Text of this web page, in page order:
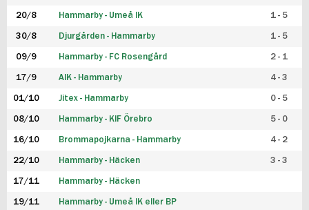
20/8 Hammarby - Umeå IK 1 - 5
30/8 Djurgården - Hammarby 1 - 5
09/9 Hammarby - FC Rosengård 2 - 1
17/9 AIK - Hammarby 4 - 3
01/10 Jitex - Hammarby 0 - 5
08/10 Hammarby - KIF Örebro 5 - 0
16/10 Brommapojkarna - Hammarby 4 - 2
22/10 Hammarby - Häcken 3 - 3
17/11 Hammarby - Häcken
19/11 Hammarby - Umeå IK eller BP